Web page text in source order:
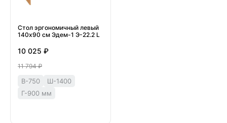
Стол эргономичный левый
140х90 см Эдем-1 Э-22.2 L
10 025 ₽
11 794 ₽
В-750
Ш-1400
Г-900 мм